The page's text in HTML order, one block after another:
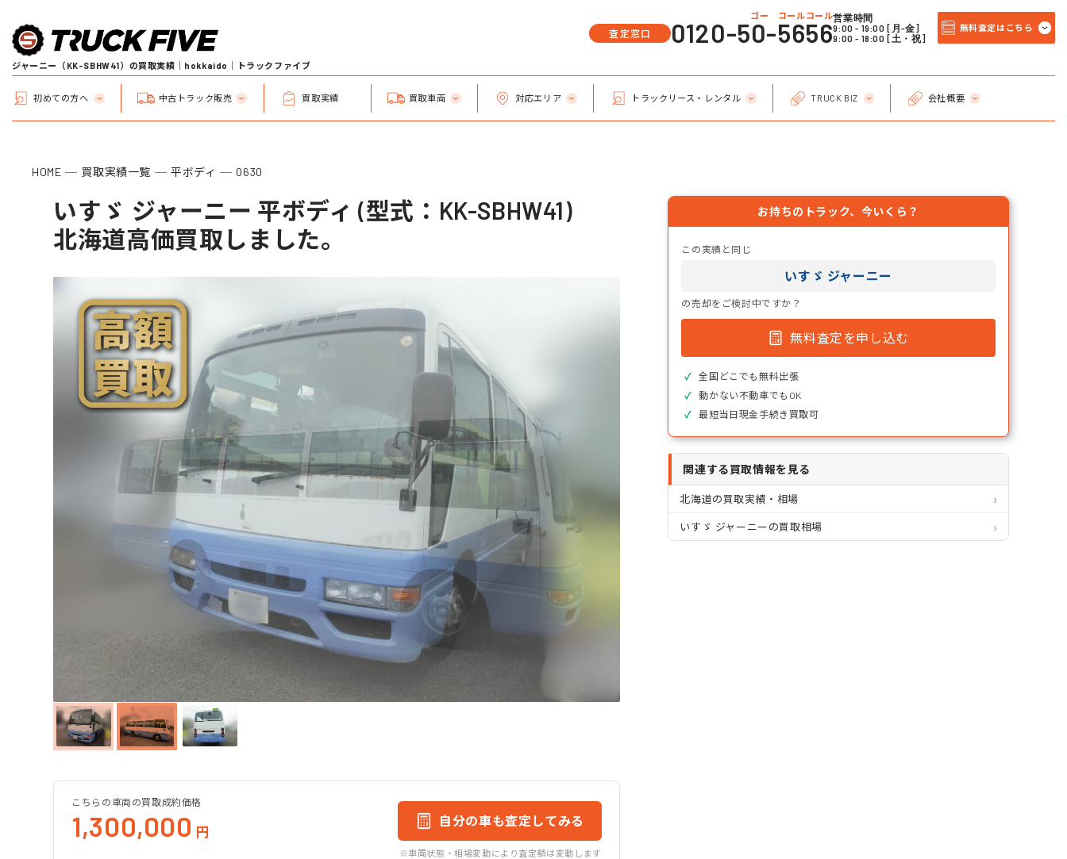
ジャーニー（KK-SBHW41）の買取実績｜hokkaido｜トラックファイブ
査定窓口
ゴー コールコール
0120-50-5656営業時間
9:00 - 19:00 [月-金]
9:00 - 18:00 [土・祝]
無料査定はこちら
初めての方へ 中古トラック販売 買取実績 買取車両 対応エリア トラックリース・レンタル TRUCK BIZ 会社概要
HOME 買取実績一覧 平ボディ 0630
いすゞ ジャーニー 平ボディ (型式：KK-SBHW41)
北海道高価買取しました。
こちらの車両の買取成約価格
1,300,000 円
自分の車も査定してみる
※車両状態・相場変動により査定額は変動します
お持ちのトラック、今いくら？
この実績と同じ
いすゞ ジャーニー
の売却をご検討中ですか？
無料査定を申し込む
全国どこでも無料出張
動かない不動車でもOK
最短当日現金手続き買取可
関連する買取情報を見る
北海道の買取実績・相場
いすゞ ジャーニーの買取相場